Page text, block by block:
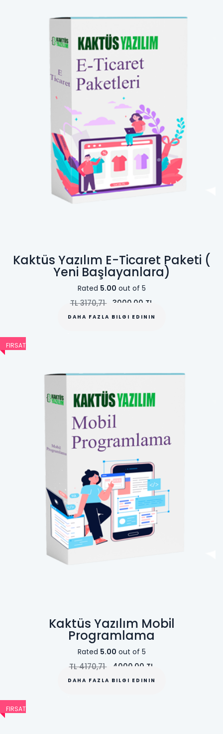
Kaktüs Yazılım E-Ticaret Paketi (
Yeni Başlayanlara)
Rated 5.00 out of 5
TL3170,71 3000,00 TL
DAHA FAZLA BILGI EDININ
FIRSAT
Kaktüs Yazılım Mobil
Programlama
Rated 5.00 out of 5
TL4170,71 4000,00 TL
DAHA FAZLA BILGI EDININ
FIRSAT